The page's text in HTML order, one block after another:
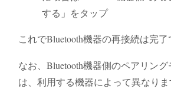
する」をタップ
これでBluetooth機器の再接続は完了
なお、Bluetooth機器側のペアリン
は、利用する機器によって異なりま